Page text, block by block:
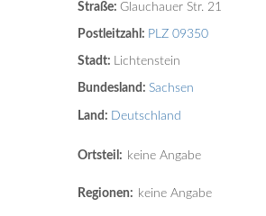
Straße:Glauchauer Str. 21
Postleitzahl: PLZ 09350
Stadt: Lichtenstein
Bundesland:Sachsen
Land: Deutschland
Ortsteil: keine Angabe
Regionen: keine Angabe